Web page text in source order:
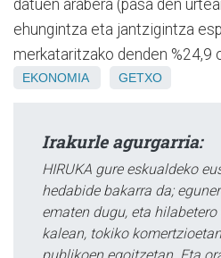
datuen arabera (pasa den
ehungintza eta jantzigintza
merkataritzako denden %24,9
EKONOMIA GETXO
Irakurle agurgarria:
HIRUKA gure eskualdeko
hedabide bakarra da;
ematen dugu, eta
kalean, tokiko
publikoen egoitzetan. Eta